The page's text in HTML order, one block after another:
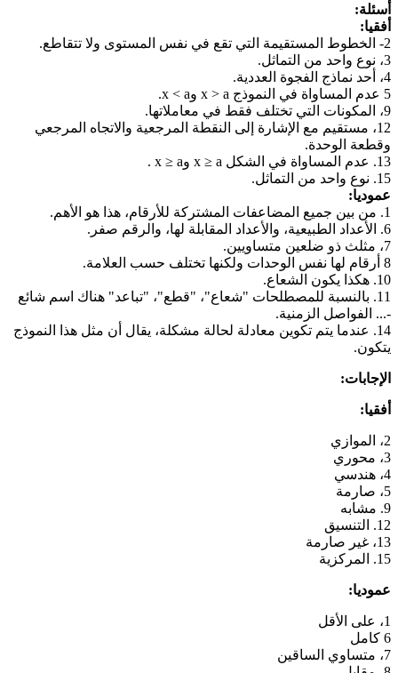
أسئلة:
أفقيا:
2- الخطوط المستقيمة التي تقع في نفس المستوى ولا تتقاطع.
3، نوع واحد من التماثل.
4، أحد نماذج الفجوة العددية.
5 عدم المساواة في النموذج x > a وx < a.
9، المكونات التي تختلف فقط في معاملاتها.
12، مستقيم مع الإشارة إلى النقطة المرجعية والاتجاه المرجعي
وقطعة الوحدة.
13. عدم المساواة في الشكل x ≥ a وx ≥ a .
15. نوع واحد من التماثل.
عموديا:
1. من بين جميع المضاعفات المشتركة للأرقام، هذا هو الأهم.
6. الأعداد الطبيعية، والأعداد المقابلة لها، والرقم صفر.
7، مثلث ذو ضلعين متساويين.
8 أرقام لها نفس الوحدات ولكنها تختلف حسب العلامة.
10. هكذا يكون الشعاع.
11. بالنسبة للمصطلحات "شعاع"، "قطع"، "تباعد" هناك اسم شائع
-... الفواصل الزمنية.
14. عندما يتم تكوين معادلة لحالة مشكلة، يقال أن مثل هذا النموذج
يتكون.
الإجابات:
أفقيا:
2، الموازي
3، محوري
4، هندسي
5، صارمة
9. مشابه
12. التنسيق
13، غير صارمة
15. المركزية
عموديا:
1، على الأقل
6 كامل
7، متساوي الساقين